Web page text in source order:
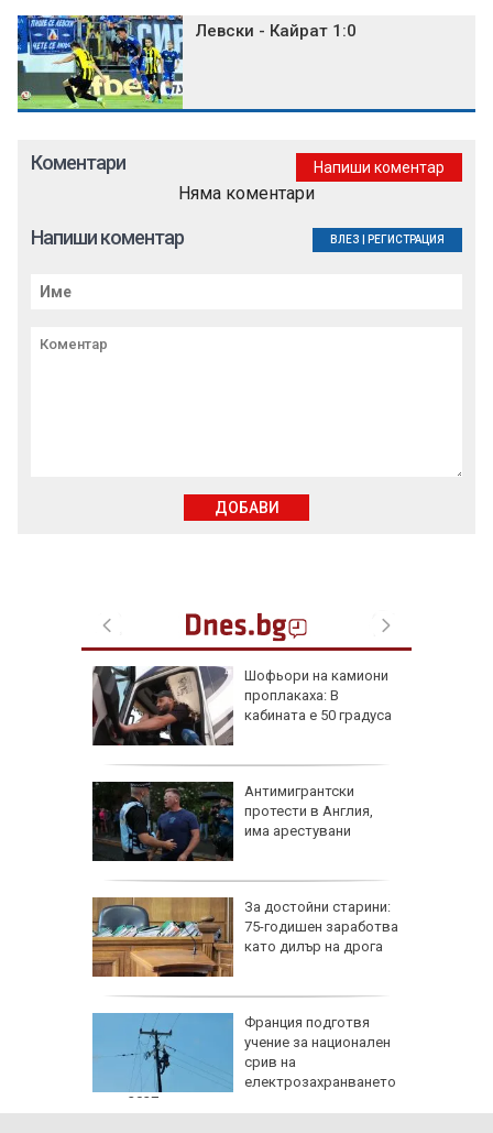
Левски - Кайрат 1:0
Шофьори на камиони
проплакаха: В
кабината е 50 градуса
Антимигрантски
протести в Англия,
има арестувани
За достойни старини:
75-годишен заработва
като дилър на дрога
Франция подготвя
учение за национален
срив на
електрозахранването
през 2027 г.
Коментари Напиши коментар
Няма коментари
Напиши коментар ВЛЕЗ РЕГИСТРАЦИЯ
ДОБАВИ